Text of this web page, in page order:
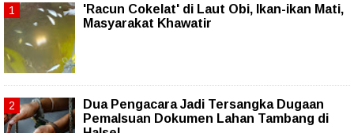
'Racun Cokelat' di Laut Obi, Ikan-ikan Mati,
Masyarakat Khawatir
Dua Pengacara Jadi Tersangka Dugaan
Pemalsuan Dokumen Lahan Tambang di